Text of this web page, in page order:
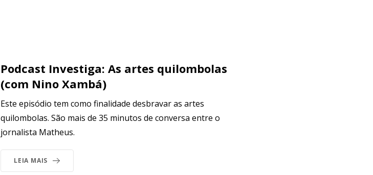
Podcast Investiga: As artes quilombolas
(com Nino Xambá)
Este episódio tem como finalidade desbravar as artes
quilombolas. São mais de 35 minutos de conversa entre o
jornalista Matheus.
LEIA MAIS